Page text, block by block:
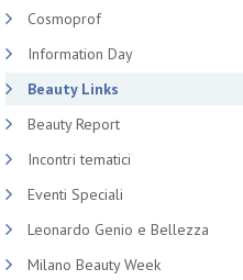
Cosmoprof
Information Day
Beauty Links
Beauty Report
Incontri tematici
Eventi Speciali
Leonardo Genio e Bellezza
Milano Beauty Week